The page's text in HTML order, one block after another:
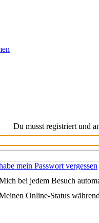
Du musst registriert und
mein Passwort vergessen
bei jedem Besuch
Online-Status